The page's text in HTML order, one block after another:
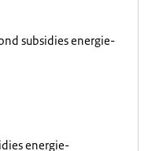
subsidies energie-
energie-